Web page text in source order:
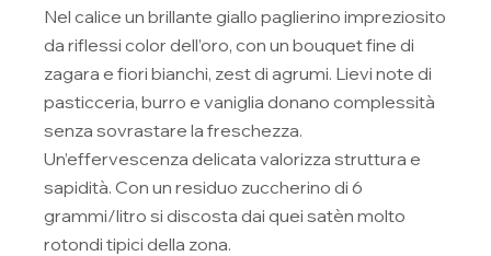
Nel calice un brillante giallo paglierino impreziosito
da riflessi color dell’oro, con un bouquet fine di
zagara e fiori bianchi, zest di agrumi. Lievi note di
pasticceria, burro e vaniglia donano complessità
senza sovrastare la freschezza.
Un’effervescenza delicata valorizza struttura e
sapidità. Con un residuo zuccherino di 6
grammi/litro si discosta dai quei satèn molto
rotondi tipici della zona.